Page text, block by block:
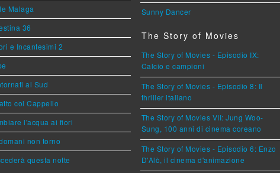
Malaga
36
e Incantesimi 2
al Sud
col Cappello
l'acqua ai fiori
non torno
questa notte
Sunny Dancer
The Story of Movies
The Story of Movies - Episodio IX:
Calcio e campioni
The Story of Movies - Episodio 8: Il
thriller italiano
The Story of Movies VII: Jung Woo-
Sung, 100 anni di cinema coreano
The Story of Movies - Episodio 6: Enzo
D'Alò, il cinema d'animazione